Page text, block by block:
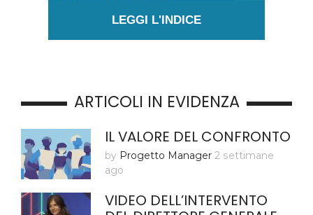
LEGGI L'INDICE
ARTICOLI IN EVIDENZA
IL VALORE DEL CONFRONTO
by Progetto Manager 2 settimane
ago
VIDEO DELL’INTERVENTO